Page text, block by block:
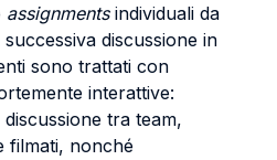
assignmentsindividuali da
discussione in
sono trattati con
interattive:
tra team,
filmati, nonché